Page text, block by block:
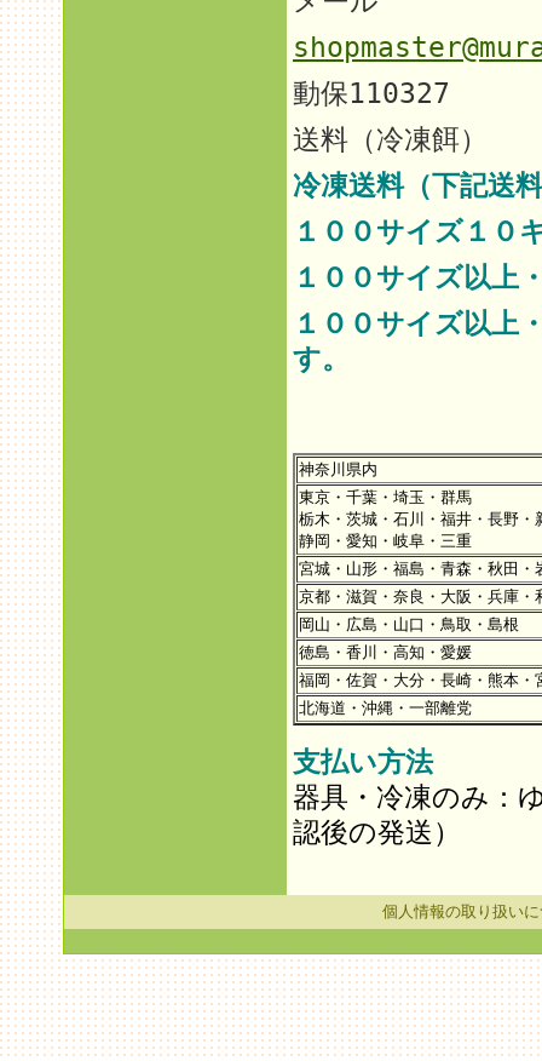
動保110327
送料（冷凍餌）
冷凍送料（下記送
１００サイズ１０
１００サイズ以上
１００サイズ以上
す。
神奈川県内
東京・千葉・埼玉・群馬
栃木・茨城・石川・福井・長野・
静岡・愛知・岐阜・三重
宮城・山形・福島・青森・秋田・
京都・滋賀・奈良・大阪・兵庫・
岡山・広島・山口・鳥取・島根
徳島・香川・高知・愛媛
福岡・佐賀・大分・長崎・熊本・
北海道・沖縄・一部離党
支払い方法
器具・冷凍のみ：
認後の発送）
個人情報の取り扱い